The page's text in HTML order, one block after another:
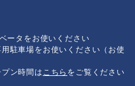
ータをお使いください
駐車場をお使いください（お使
ン時間は こちら をご覧ください